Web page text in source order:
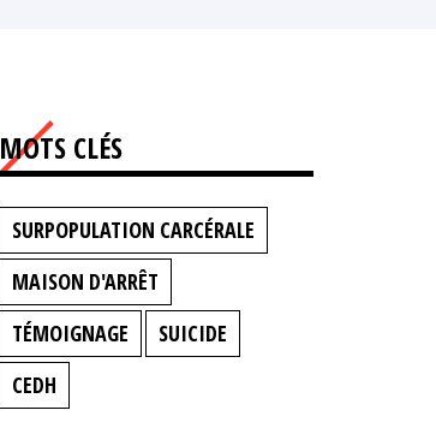
MOTS CLÉS
SURPOPULATION CARCÉRALE
MAISON D'ARRÊT
TÉMOIGNAGE
SUICIDE
CEDH